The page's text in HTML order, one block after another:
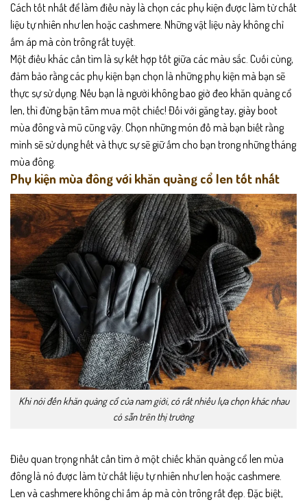
Cách tốt nhất để làm điều này là chọn các phụ kiện được làm từ chất
liệu tự nhiên như len hoặc cashmere. Những vật liệu này không chỉ
ấm áp mà còn trông rất tuyệt.
Một điều khác cần tìm là sự kết hợp tốt giữa các màu sắc. Cuối cùng,
đảm bảo rằng các phụ kiện bạn chọn là những phụ kiện mà bạn sẽ
thực sự sử dụng. Nếu bạn là người không bao giờ đeo khăn quàng cổ
len, thì đừng bận tâm mua một chiếc! Đối với găng tay, giày boot
mùa đông và mũ cũng vậy. Chọn những món đồ mà bạn biết rằng
mình sẽ sử dụng hết và thực sự sẽ giữ ấm cho bạn trong những tháng
mùa đông.
Phụ kiện mùa đông với khăn quàng cổ len tốt nhất
Khi nói đến khăn quàng cổ của nam giới, có rất nhiều lựa chọn khác nhau
có sẵn trên thị trường
Điều quan trọng nhất cần tìm ở một chiếc khăn quàng cổ len mùa
đông là nó được làm từ chất liệu tự nhiên như len hoặc cashmere.
Len và cashmere không chỉ ấm áp mà còn trông rất đẹp. Đặc biệt,